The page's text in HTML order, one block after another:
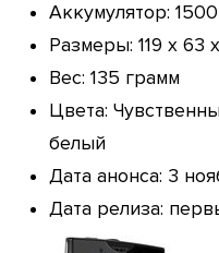
Аккумулятор:
Размеры: 119 x 63
Вес: 135 грамм
Цвета:
белый
Дата анонса: 3
Дата релиза: